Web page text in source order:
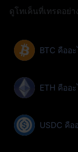
ดูโทเค็นที่เทรดอย่
BTC คืออะ
ETH คืออะ
USDC คือ